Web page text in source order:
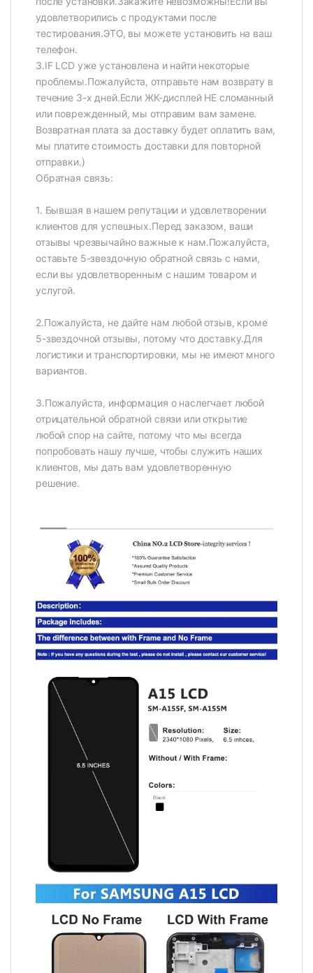
удовлетворились с продуктами после
тестирования.ЭТО, вы можете установить на ваш
телефон.
3.IF LCD уже установлена и найти некоторые
проблемы.Пожалуйста, отправьте нам возврату в
течение 3-х дней.Если ЖК-дисплей НЕ сломанный
или поврежденный, мы отправим вам замене.
Возвратная плата за доставку будет оплатить вам,
мы платите стоимость доставки для повторной
отправки.)
Обратная связь:
1. Бывшая в нашем репутации и удовлетворении
клиентов для успешных.Перед заказом, ваши
отзывы чрезвычайно важные к нам.Пожалуйста,
оставьте 5-звездочную обратной связь с нами,
если вы удовлетворенным с нашим товаром и
услугой.
2.Пожалуйста, не дайте нам любой отзыв, кроме
5-звездочной отзывы, потому что доставку.Для
логистики и транспортировки, мы не имеют много
вариантов.
3.Пожалуйста, информация о наслегчает любой
отрицательной обратной связи или открытие
любой спор на сайте, потому что мы всегда
попробовать нашу лучше, чтобы служить наших
клиентов, мы дать вам удовлетворенную
решение.